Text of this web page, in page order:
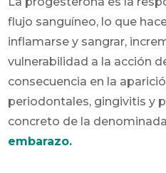
flujo sanguíneo, lo que
inflamarse y sangrar,
vulnerabilidad a la acción
consecuencia en la
periodontales, gingivitis y
concreto de la denominada
embarazo.